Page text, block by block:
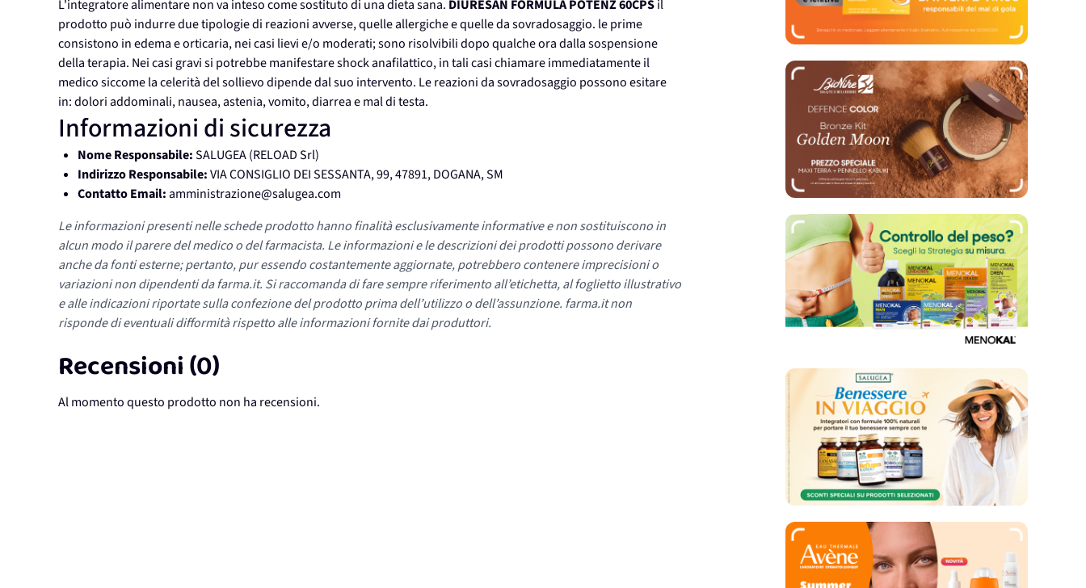
L'integratore alimentare non va inteso come sostituto di una dieta sana. DIURESAN FORMULA POTENZ 60CPSil
prodotto può indurre due tipologie di reazioni avverse, quelle allergiche e quelle da sovradosaggio. le prime
consistono in edema e orticaria, nei casi lievi e/o moderati; sono risolvibili dopo qualche ora dalla sospensione
della terapia. Nei casi gravi si potrebbe manifestare shock anafilattico, in tali casi chiamare immediatamente il
medico siccome la celerità del sollievo dipende dal suo intervento. Le reazioni da sovradosaggio possono esitare
in: dolori addominali, nausea, astenia, vomito, diarrea e mal di testa.
Informazioni di sicurezza
Nome Responsabile:SALUGEA (RELOAD Srl)
Indirizzo Responsabile:VIA CONSIGLIO DEI SESSANTA, 99, 47891, DOGANA, SM
Contatto Email:amministrazione@salugea.com
Le informazioni presenti nelle schede prodotto hanno finalità esclusivamente informative e non sostituiscono in
alcun modo il parere del medico o del farmacista. Le informazioni e le descrizioni dei prodotti possono derivare
anche da fonti esterne; pertanto, pur essendo costantemente aggiornate, potrebbero contenere imprecisioni o
variazioni non dipendenti da farma.it. Si raccomanda di fare sempre riferimento all’etichetta, al foglietto illustrativo
e alle indicazioni riportate sulla confezione del prodotto prima dell’utilizzo o dell’assunzione. farma.it non
risponde di eventuali difformità rispetto alle informazioni fornite dai produttori.
Recensioni (0)
Al momento questo prodotto non ha recensioni.